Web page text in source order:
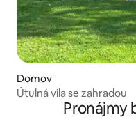
Domov
Útulná vila se zahradou
Pronájmy